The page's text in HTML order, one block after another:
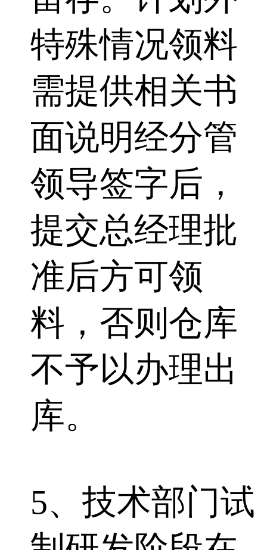
特殊情况领料
需提供相关书
面说明经分管
领导签字后，
提交总经理批
准后方可领
料，否则仓库
不予以办理出
库。
5、技术部门试